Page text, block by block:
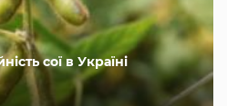
сої в Україні